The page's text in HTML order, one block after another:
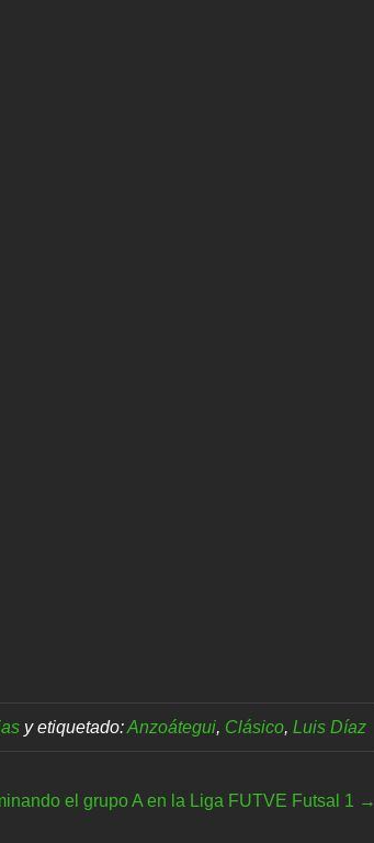
y etiquetado:Anzoátegui, Clásico, Luis Díaz
el grupo A en la Liga FUTVE Futsal 1 →